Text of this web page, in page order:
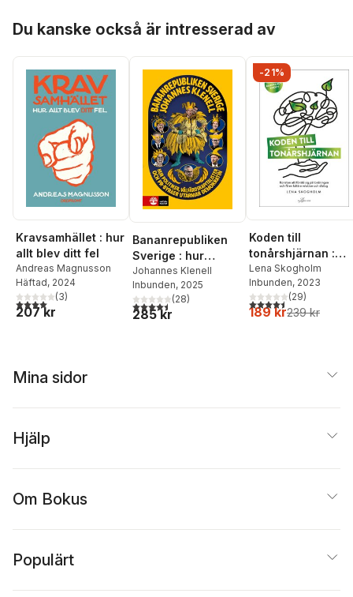
Du kanske också är intresserad av
Kravsamhället : hur
allt blev ditt fel
Andreas Magnusson
Häftad, 2024
4,0utav 5 stjärnor. Totalt antal röster:
(3)
207 kr
Bananrepubliken
Sverige : hur
politiker,
välfärdskapitalister
och pr-byråer
utarmar demokratin
Johannes Klenell
Inbunden, 2025
4,5utav 5 stjärnor. Totalt antal röster:
(28)
285 kr
-21%
Koden till
tonårshjärnan :
konsten att förstå
sig på tonåringen
och få en bättre
relation och
Lena Skogholm
Inbunden, 2023
4,5utav 5 stjärnor.
(29)
189 kr239 kr
Mina sidor
Hjälp
Om Bokus
Populärt